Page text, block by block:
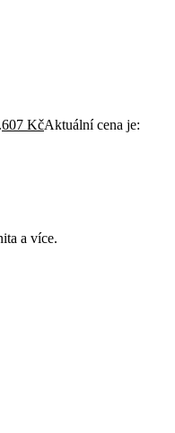
607 KčAktuální cena je:
a více.